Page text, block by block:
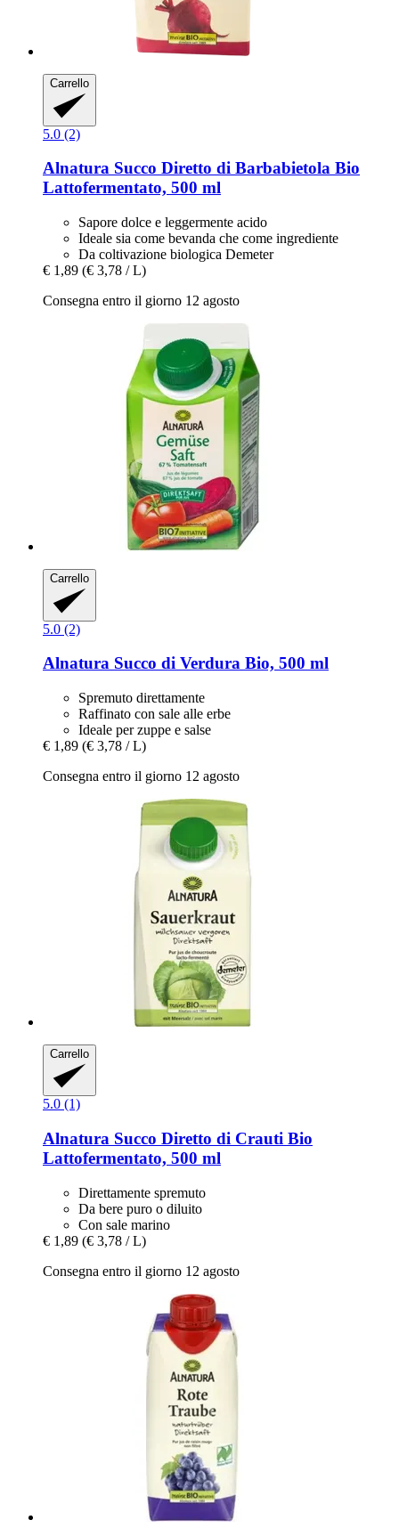
Carrello
5.0 (2)
Alnatura Succo Diretto di Barbabietola Bio
Lattofermentato, 500 ml
Sapore dolce e leggermente acido
Ideale sia come bevanda che come ingrediente
Da coltivazione biologica Demeter
€ 1,89 (€ 3,78 / L)
Consegna entro il giorno 12 agosto
Carrello
5.0 (2)
Alnatura Succo di Verdura Bio, 500 ml
Spremuto direttamente
Raffinato con sale alle erbe
Ideale per zuppe e salse
€ 1,89 (€ 3,78 / L)
Consegna entro il giorno 12 agosto
Carrello
5.0 (1)
Alnatura Succo Diretto di Crauti Bio
Lattofermentato, 500 ml
Direttamente spremuto
Da bere puro o diluito
Con sale marino
€ 1,89 (€ 3,78 / L)
Consegna entro il giorno 12 agosto